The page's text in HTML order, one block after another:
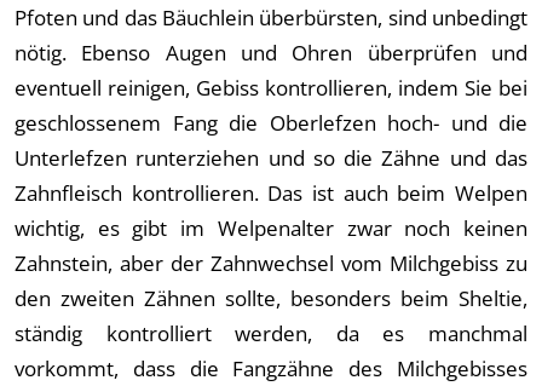
Pfoten und das Bäuchlein überbürsten, sind unbedingt
nötig. Ebenso Augen und Ohren überprüfen und
eventuell reinigen, Gebiss kontrollieren, indem Sie bei
geschlossenem Fang die Oberlefzen hoch- und die
Unterlefzen runterziehen und so die Zähne und das
Zahnfleisch kontrollieren. Das ist auch beim Welpen
wichtig, es gibt im Welpenalter zwar noch keinen
Zahnstein, aber der Zahnwechsel vom Milchgebiss zu
den zweiten Zähnen sollte, besonders beim Sheltie,
ständig kontrolliert werden, da es manchmal
vorkommt, dass die Fangzähne des Milchgebisses